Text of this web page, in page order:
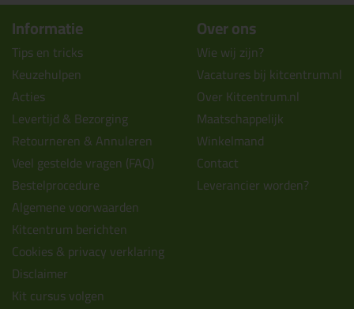
Informatie
Tips en tricks
Keuzehulpen
Acties
Levertijd & Bezorging
Retourneren & Annuleren
Veel gestelde vragen (FAQ)
Bestelprocedure
Algemene voorwaarden
Kitcentrum berichten
Cookies & privacy verklaring
Disclaimer
Kit cursus volgen
Over ons
Wie wij zijn?
Vacatures bij kitcentrum.nl
Over Kitcentrum.nl
Maatschappelijk
Winkelmand
Contact
Leverancier worden?